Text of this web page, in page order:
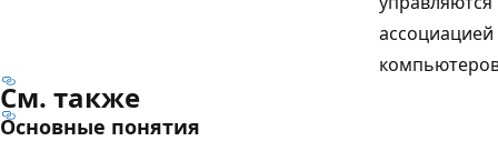
ассоциацией
См. также
Основные понятия